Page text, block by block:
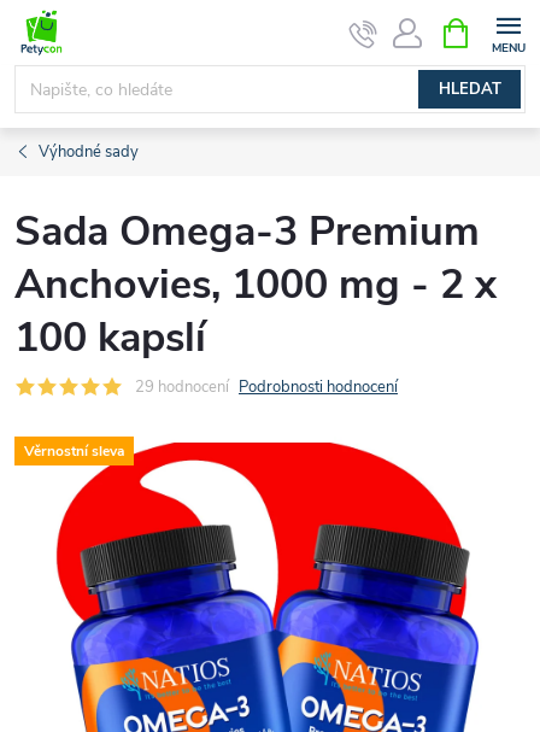
obsah
HLEDAT
KOŠÍK
Výhodné sady
Sada Omega-3 Premium
Anchovies, 1000 mg - 2 x
100 kapslí
29 hodnocení Podrobnosti hodnocení
Věrnostní sleva